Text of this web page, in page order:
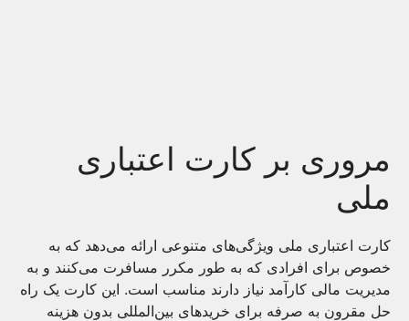
مروری بر کارت اعتباری
ملی
کارت اعتباری ملی ویژگی‌های متنوعی ارائه می‌دهد که به
خصوص برای افرادی که به طور مکرر مسافرت می‌کنند و به
مدیریت مالی کارآمد نیاز دارند مناسب است. این کارت یک راه
حل مقرون به صرفه برای خریدهای بین‌المللی بدون هزینه